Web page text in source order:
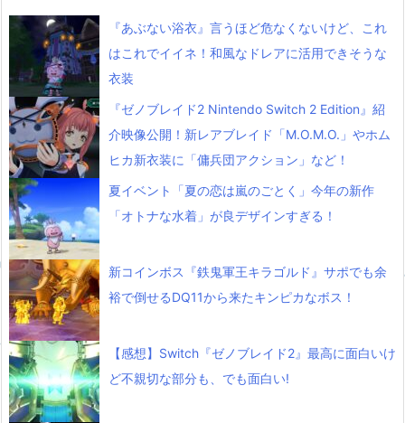
『あぶない浴衣』言うほど危なくないけど、これ
はこれでイイネ！和風なドレアに活用できそうな
衣装
『ゼノブレイド2 Nintendo Switch 2 Edition』紹
介映像公開！新レアブレイド「M.O.M.O.」やホム
ヒカ新衣装に「傭兵団アクション」など！
夏イベント「夏の恋は嵐のごとく」今年の新作
「オトナな水着」が良デザインすぎる！
新コインボス『鉄鬼軍王キラゴルド』サポでも余
裕で倒せるDQ11から来たキンピカなボス！
【感想】Switch『ゼノブレイド2』最高に面白いけ
ど不親切な部分も、でも面白い!